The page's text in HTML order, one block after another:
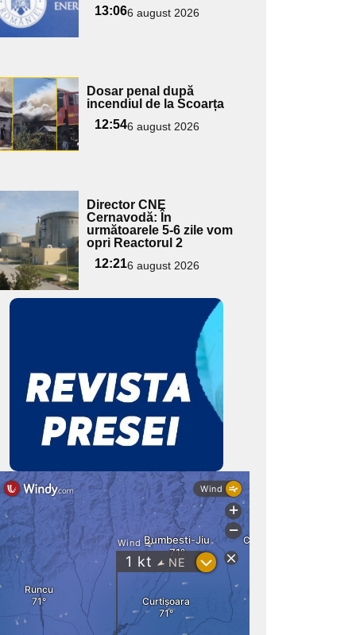
13:066 august 2026
textul
Dosar penal după
incendiul de la Scoarța
12:546 august 2026
textul
Director CNE
Cernavodă: În
următoarele 5-6 zile vom
opri Reactorul 2
12:216 august 2026